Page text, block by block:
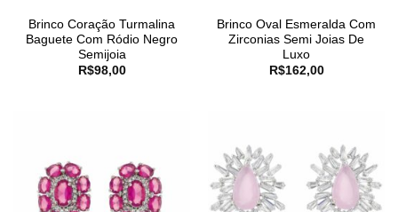
Brinco Coração Turmalina
Baguete Com Ródio Negro
Semijoia
R$98,00
Brinco Oval Esmeralda Com
Zirconias Semi Joias De
Luxo
R$162,00